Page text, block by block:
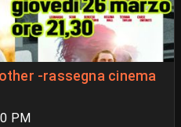
-rassegna cinema
PM